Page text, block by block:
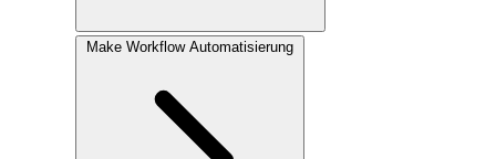
Make Workflow Automatisierung